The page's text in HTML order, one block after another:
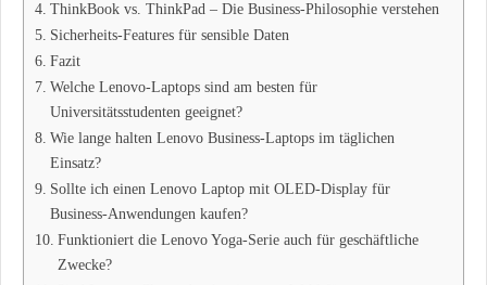
ThinkBook vs. ThinkPad – Die Business-Philosophie verstehen
Sicherheits-Features für sensible Daten
Fazit
Welche Lenovo-Laptops sind am besten für
Universitätsstudenten geeignet?
Wie lange halten Lenovo Business-Laptops im täglichen
Einsatz?
Sollte ich einen Lenovo Laptop mit OLED-Display für
Business-Anwendungen kaufen?
Funktioniert die Lenovo Yoga-Serie auch für geschäftliche
Zwecke?